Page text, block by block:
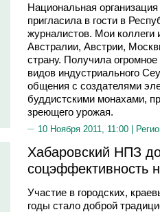
Национальная
пригласила в гости в
журналистов. Мои
Австралии, Австрии,
страну. Получила
видов индустриального
общения с создателями
буддистскими монахами,
зреющего урожая.
10 Ноября 2011, 11:00 |
Хабаровский НПЗ
соцэффективность
Участие в городских,
годы стало доброй